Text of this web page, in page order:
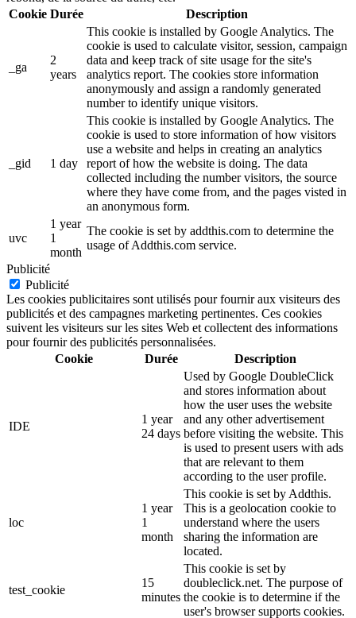
Cookie Durée Description
_ga
2
years
This cookie is installed by Google Analytics. The
cookie is used to calculate visitor, session, campaign
data and keep track of site usage for the site's
analytics report. The cookies store information
anonymously and assign a randomly generated
number to identify unique visitors.
_gid 1 day
This cookie is installed by Google Analytics. The
cookie is used to store information of how visitors
use a website and helps in creating an analytics
report of how the website is doing. The data
collected including the number visitors, the source
where they have come from, and the pages visted in
an anonymous form.
uvc
1 year
1
month
The cookie is set by addthis.com to determine the
usage of Addthis.com service.
Publicité
Publicité
Les cookies publicitaires sont utilisés pour fournir aux visiteurs des
publicités et des campagnes marketing pertinentes. Ces cookies
suivent les visiteurs sur les sites Web et collectent des informations
pour fournir des publicités personnalisées.
Cookie
Durée Description
IDE
1 year
24 days
Used by Google DoubleClick
and stores information about
how the user uses the website
and any other advertisement
before visiting the website. This
is used to present users with ads
that are relevant to them
according to the user profile.
loc
1 year
1
month
This cookie is set by Addthis.
This is a geolocation cookie to
understand where the users
sharing the information are
located.
test_cookie
15
minutes
This cookie is set by
doubleclick.net. The purpose of
the cookie is to determine if the
user's browser supports cookies.